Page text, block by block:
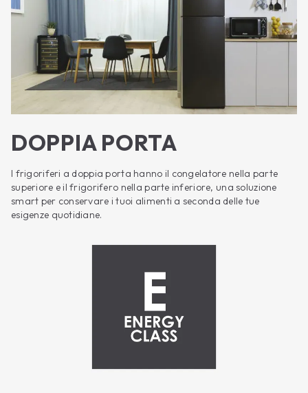
DOPPIA PORTA
I frigoriferi a doppia porta hanno il congelatore nella parte
superiore e il frigorifero nella parte inferiore, una soluzione
smart per conservare i tuoi alimenti a seconda delle tue
esigenze quotidiane.